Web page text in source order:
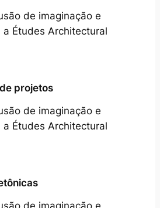
de imaginação e
a Études Architectural
projetos
de imaginação e
a Études Architectural